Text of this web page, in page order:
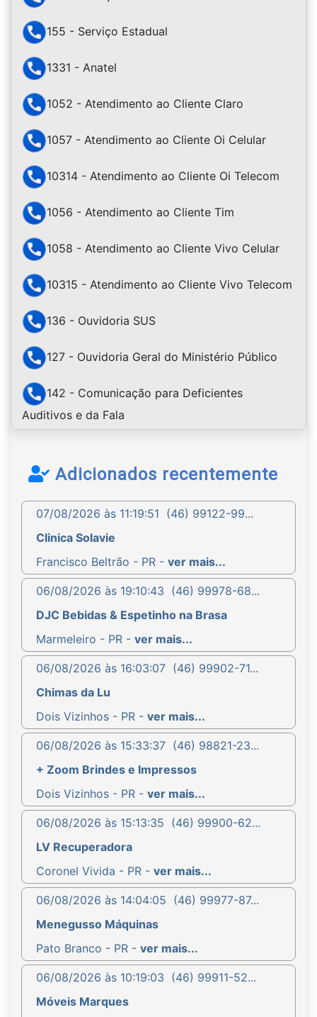
155 - Serviço Estadual
1331 - Anatel
1052 - Atendimento ao Cliente Claro
1057 - Atendimento ao Cliente Oi Celular
10314 - Atendimento ao Cliente Oi Telecom
1056 - Atendimento ao Cliente Tim
1058 - Atendimento ao Cliente Vivo Celular
10315 - Atendimento ao Cliente Vivo Telecom
136 - Ouvidoria SUS
127 - Ouvidoria Geral do Ministério Público
142 - Comunicação para Deficientes
Auditivos e da Fala
Adicionados recentemente
07/08/2026 às 11:19:51 (46) 99122-99...
Clinica Solavie
Francisco Beltrão - PR - ver mais...
06/08/2026 às 19:10:43 (46) 99978-68...
DJC Bebidas & Espetinho na Brasa
Marmeleiro - PR - ver mais...
06/08/2026 às 16:03:07 (46) 99902-71...
Chimas da Lu
Dois Vizinhos - PR - ver mais...
06/08/2026 às 15:33:37 (46) 98821-23...
+ Zoom Brindes e Impressos
Dois Vizinhos - PR - ver mais...
06/08/2026 às 15:13:35 (46) 99900-62...
LV Recuperadora
Coronel Vivida - PR - ver mais...
06/08/2026 às 14:04:05 (46) 99977-87...
Menegusso Máquinas
Pato Branco - PR - ver mais...
06/08/2026 às 10:19:03 (46) 99911-52...
Móveis Marques